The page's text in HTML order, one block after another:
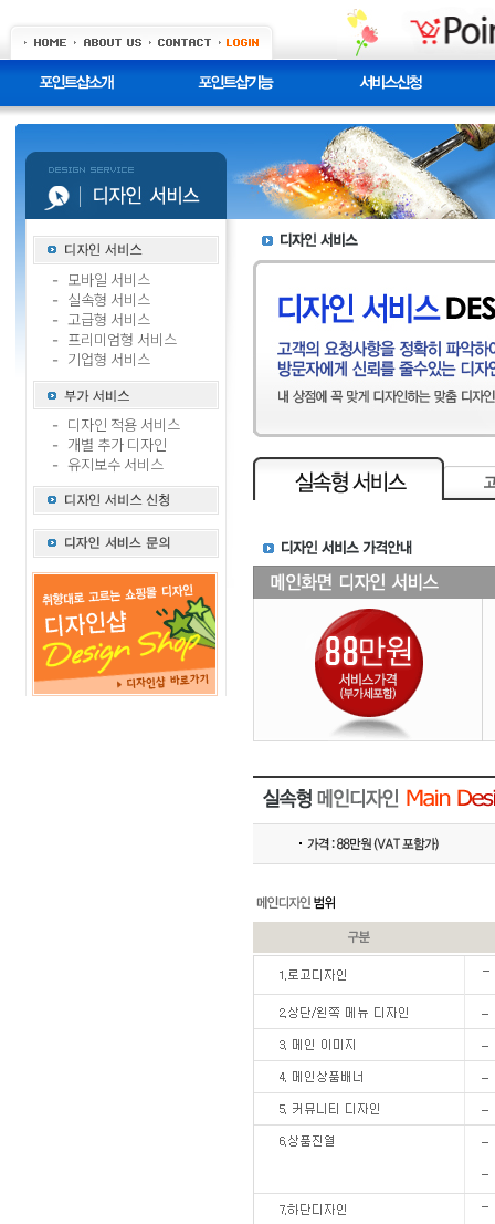
- 모바일 서비스
- 실속형 서비스
- 고급형 서비스
- 프리미엄형 서비스
- 기업형 서비스
- 디자인 적용 서비스
- 개별 추가 디자인
- 유지보수 서비스